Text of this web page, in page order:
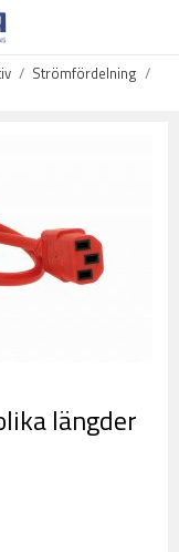
/ Strömfördelning /
längder